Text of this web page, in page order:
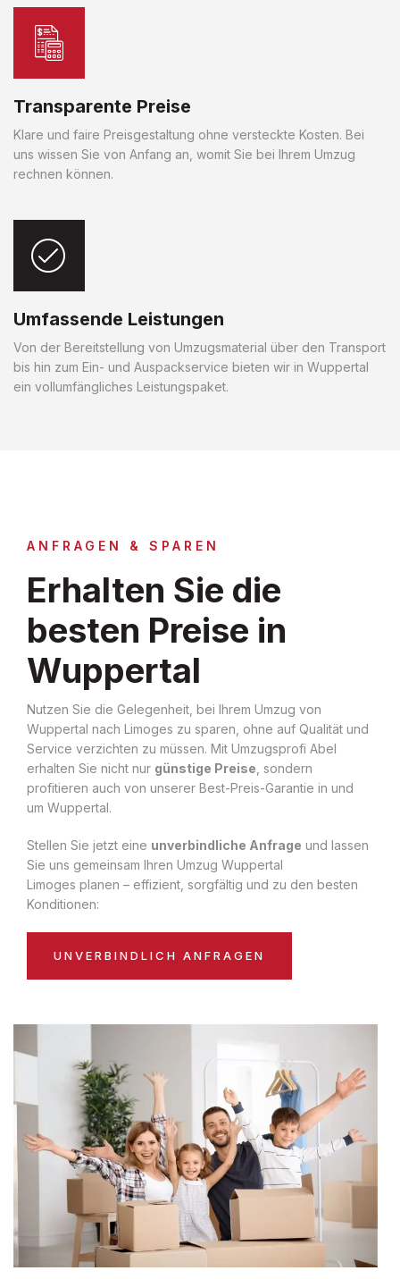
Transparente Preise
Klare und faire Preisgestaltung ohne versteckte Kosten. Bei
uns wissen Sie von Anfang an, womit Sie bei Ihrem Umzug
rechnen können.
Umfassende Leistungen
Von der Bereitstellung von Umzugsmaterial über den Transport
bis hin zum Ein- und Auspackservice bieten wir in Wuppertal
ein vollumfängliches Leistungspaket.
ANFRAGEN & SPAREN
Erhalten Sie die
besten Preise in
Wuppertal
Nutzen Sie die Gelegenheit, bei Ihrem Umzug von
Wuppertal nach Limoges zu sparen, ohne auf Qualität und
Service verzichten zu müssen. Mit Umzugsprofi Abel
erhalten Sie nicht nur günstige Preise , sondern
profitieren auch von unserer Best-Preis-Garantie in und
um Wuppertal.
Stellen Sie jetzt eine unverbindliche Anfrage und lassen
Sie uns gemeinsam Ihren Umzug Wuppertal
Limoges planen – effizient, sorgfältig und zu den besten
Konditionen:
UNVERBINDLICH ANFRAGEN